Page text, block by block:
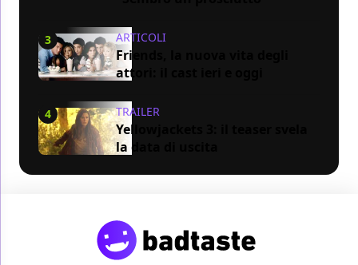
3 ARTICOLI
Friends, la nuova vita degli
attori: il cast ieri e oggi
4 TRAILER
Yellowjackets 3: il teaser svela
la data di uscita